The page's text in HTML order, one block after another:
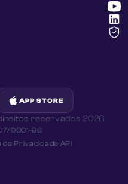
APP STORE
reservados2026
0001-96
de Privacidade·API